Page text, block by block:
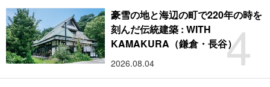
4
豪雪の地と海辺の町で220年の時を
刻んだ伝統建築 : WITH
KAMAKURA（鎌倉・長谷）
2026.08.04